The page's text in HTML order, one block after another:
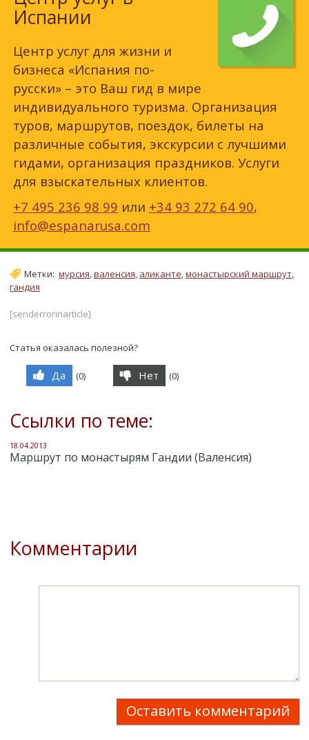
Испании
Центр услуг для жизни и
бизнеса «Испания по-
русски» – это Ваш гид в мире
индивидуального туризма. Организация
туров, маршрутов, поездок, билеты на
различные события, экскурсии с лучшими
гидами, организация праздников. Услуги
для взыскательных клиентов.
+7 495 236 98 99 или +34 93 272 64 90,
info@espanarusa.com
Метки: мурсия валенсия аликанте монастырский маршрут
гандия
[senderrorinarticle]
Статья оказалась полезной?
Да (0) Нет (0)
Ссылки по теме:
18.04.2013
Маршрут по монастырям Гандии (Валенсия)
Комментарии
Оставить комментарий